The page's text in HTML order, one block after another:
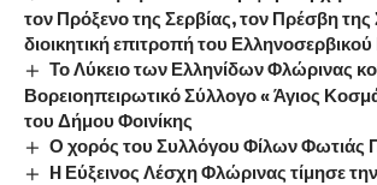
τον Πρόξενο της Σερβίας, τον Πρέσβη της
διοικητική επιτροπή του
Το Λύκειο των Ελληνίδων Φλώρινας
Βορειοηπειρωτικό Σύλλογο « Άγιος
του Δήμου Φοινίκης
Ο χορός του Συλλόγου Φίλων Φωτιάς
H Εύξεινος Λέσχη Φλώρινας τίμησε